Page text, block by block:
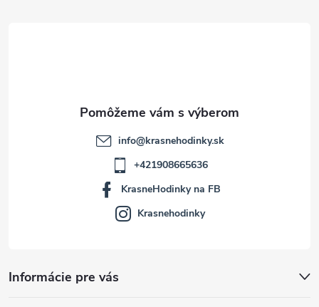
Informácie pre vás
info@krasnehodinky.sk
+421908665636
KrasneHodinky na FB
Krasnehodinky